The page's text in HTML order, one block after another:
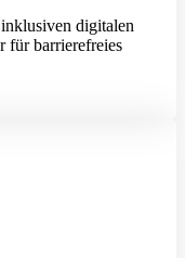
digitalen
für barrierefreies